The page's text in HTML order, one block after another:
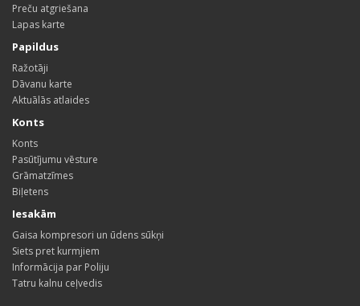
Preču atgriešana
Lapas karte
Papildus
Ražotāji
Dāvanu karte
Aktuālās atlaides
Konts
Konts
Pasūtījumu vēsture
Grāmatzīmes
Biļetens
Iesakām
Gaisa kompresori un ūdens sūkņi
Siets pret kurmjiem
Informācija par Poliju
Tatru kalnu ceļvedis